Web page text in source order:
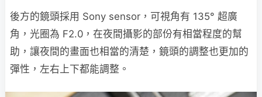
後方的鏡頭採用 Sony sensor，可視角有 135° 超廣
角，光圈為 F2.0，在夜間攝影的部份有相當程度的幫
助，讓夜間的畫面也相當的清楚，鏡頭的調整也更加的
彈性，左右上下都能調整。